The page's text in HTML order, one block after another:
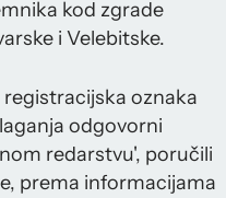
kod zgrade
i Velebitske.
oznaka
odgovorni
redarstvu', poručili
prema informacijama